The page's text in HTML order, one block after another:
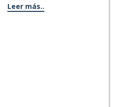
Leer más..